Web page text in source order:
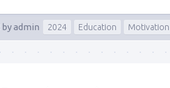
byadmin 2024 Education Motivation